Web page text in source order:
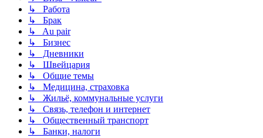
↳ Работа
↳ Брак
↳ Au pair
↳ Бизнес
↳ Дневники
↳ Швейцария
↳ Общие темы
↳ Медицина, страховка
↳ Жильё, коммунальные услуги
↳ Связь, телефон и интернет
↳ Общественный транспорт
↳ Банки, налоги